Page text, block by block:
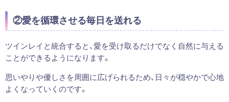
②愛を循環させる毎日を送れる
ツインレイと統合すると、愛を受け取るだけでなく自然に与える
ことができるようになります。
思いやりや優しさを周囲に広げられるため、日々が穏やかで心地
よくなっていくのです。